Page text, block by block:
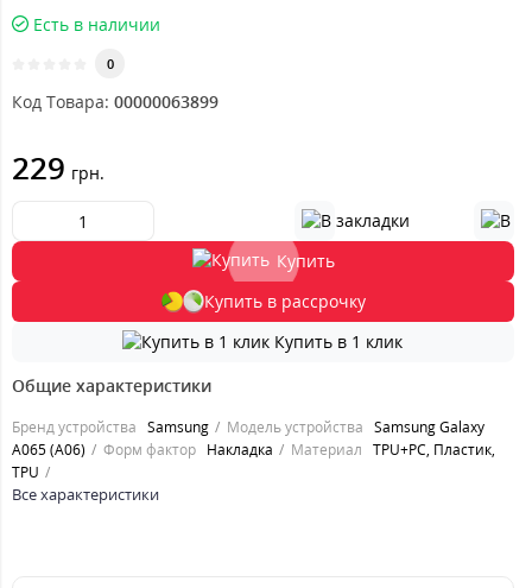
Есть в наличии
0
Код Товара: 00000063899
229 грн.
Купить
Купить в рассрочку
Купить в 1 клик
Общие характеристики
Бренд устройства Samsung Модель устройства Samsung Galaxy
A065 (A06)
Форм фактор Накладка Материал TPU+PC, Пластик,
TPU
Все характеристики